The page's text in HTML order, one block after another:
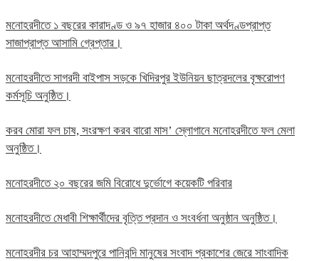
মনোহরদীতে ১ বছরের কারাদণ্ড ও ৯৭ হাজার ৪০০ টাকা অর্থদণ্ডপ্রাপ্ত
সাজাপ্রাপ্ত আসামি গ্রেপ্তার।
মনোহরদীতে সাগরদী বাইপাস সড়কে খিদিরপুর ইউনিয়ন ছাত্রদলের বৃক্ষরোপণ
কর্মসূচি অনুষ্ঠিত।
করব মোরা ফল চাষ, সংরক্ষণ করব বারো মাস’ স্লোগানে মনোহরদীতে ফল মেলা
অনুষ্ঠিত।
মনোহরদীতে ২০ বছরের জমি বিরোধে দুর্ভোগে কয়েকটি পরিবার
মনোহরদীতে মেধাবী শিক্ষার্থীদের বৃত্তি প্রদান ও সংবর্ধনা অনুষ্ঠান অনুষ্ঠিত।
মনোহরদীর চর আহাম্মদপুরে পানিবন্দি মানুষের সংবাদ প্রকাশের জেরে সাংবাদিক